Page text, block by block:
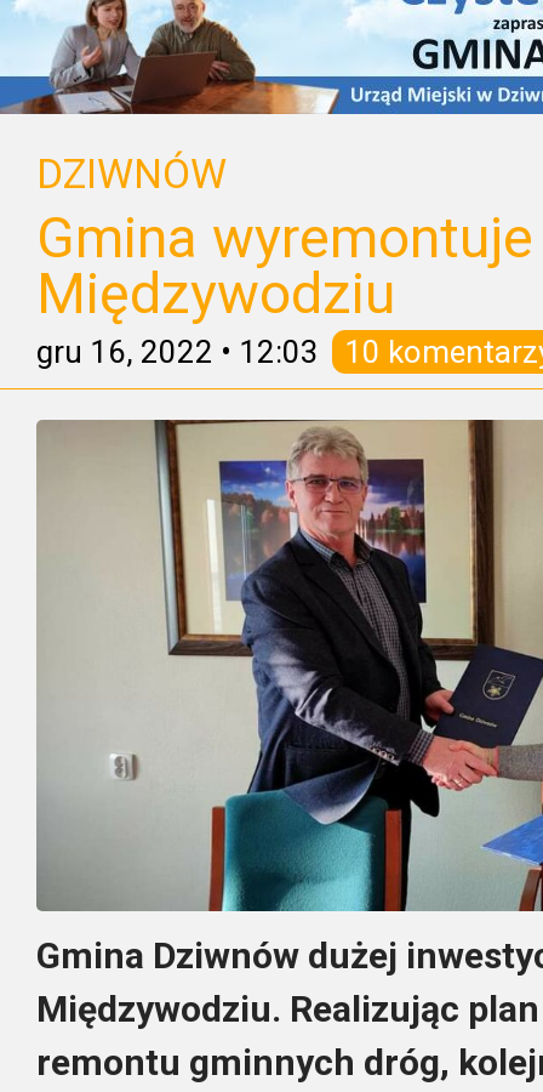
DZIWNÓW
Gmina
Międzywodziu
gru 16, 2022 • 12:03 10
Gmina Dziwnów dużej
Międzywodziu. Realizując
remontu gminnych dróg,